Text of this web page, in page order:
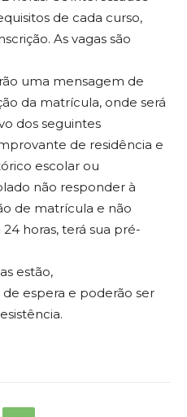
de cada curso,
As vagas são
uma mensagem de
da matrícula, onde será
dos seguintes
de residência e
escolar ou
não responder à
de matrícula e não
horas, terá sua pré-
estão,
espera e poderão ser